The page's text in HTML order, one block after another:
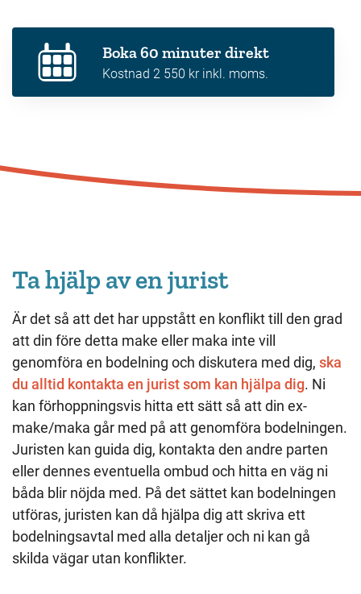
Boka 60 minuter direkt
Kostnad 2 550 kr inkl. moms.
Ta hjälp av en jurist
Är det så att det har uppstått en konflikt till den grad
att din före detta make eller maka inte vill
genomföra en bodelning och diskutera med dig, ska
du alltid kontakta en jurist som kan hjälpa dig. Ni
kan förhoppningsvis hitta ett sätt så att din ex-
make/maka går med på att genomföra bodelningen.
Juristen kan guida dig, kontakta den andre parten
eller dennes eventuella ombud och hitta en väg ni
båda blir nöjda med. På det sättet kan bodelningen
utföras, juristen kan då hjälpa dig att skriva ett
bodelningsavtal med alla detaljer och ni kan gå
skilda vägar utan konflikter.